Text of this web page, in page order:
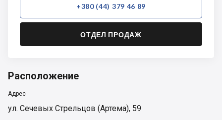
+380 (44) 379 46 89
ОТДЕЛ ПРОДАЖ
Расположение
Адрес
ул. Сечевых Стрельцов (Артема), 59